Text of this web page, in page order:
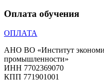
Оплата обучения
ОПЛАТА
АНО ВО «Институт
промышленности»
ИНН 7702369070
КПП 771901001